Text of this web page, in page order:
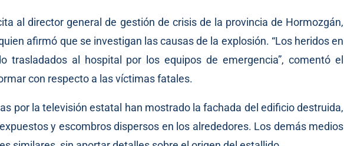
al director general de gestión de crisis de la provincia de Hormozgán,
afirmó que se investigan las causas de la explosión. “Los heridos en
trasladados al hospital por los equipos de emergencia”, comentó el
con respecto a las víctimas fatales.
por la televisión estatal han mostrado la fachada del edificio destruida,
y escombros dispersos en los alrededores. Los demás medios